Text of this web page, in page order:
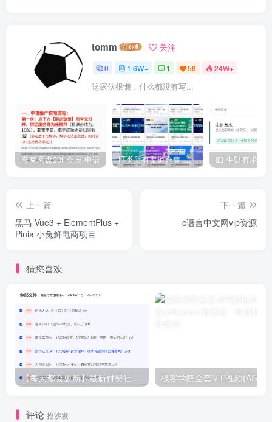
tomm 关注
0 1.6W+ 1 58 24W+
这家伙很懒，什么都没有写...
夸克网盘20t 会员 申请 IT类所有渠道合集 持续日更，目前近四千多条资源 年费用户微信私信获取权限
上一篇
黑马 Vue3 + ElementPlus +
Pinia 小兔鲜电商项目
下一篇
c语言中文网vip资源
猜您喜欢
【每天都会更新】最新付费社群公众号文章 极客学院全套ⅥP视频(AS版)
评论 抢沙发